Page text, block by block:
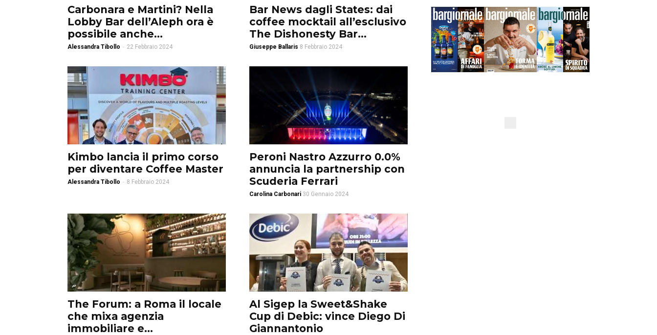
Carbonara e Martini? Nella
Lobby Bar dell’Aleph ora è
possibile anche...
Alessandra Tibollo - 22 Febbraio 2024
Bar News dagli States: dai
coffee mocktail all’esclusivo
The Dishonesty Bar...
Giuseppe Ballaris 8 Febbraio 2024
Kimbo lancia il primo corso
per diventare Coffee Master
Alessandra Tibollo - 8 Febbraio 2024
Peroni Nastro Azzurro 0.0%
annuncia la partnership con
Scuderia Ferrari
Carolina Carbonari 30 Gennaio 2024
The Forum: a Roma il locale
che mixa agenzia
immobiliare e...
Al Sigep la Sweet&Shake
Cup di Debic: vince Diego Di
Giannantonio